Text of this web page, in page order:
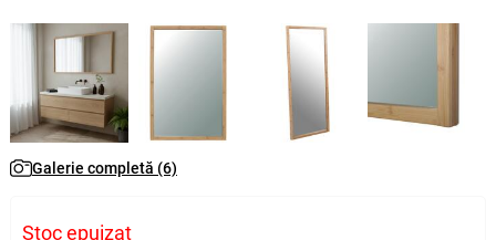
Galerie completă (6)
Stoc epuizat